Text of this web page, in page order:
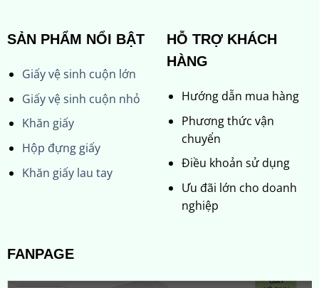
SẢN PHẨM NỔI BẬT
Giấy vệ sinh cuộn lớn
Giấy vệ sinh cuộn nhỏ
Khăn giấy
Hộp đựng giấy
Khăn giấy lau tay
HỖ TRỢ KHÁCH
HÀNG
Hướng dẫn mua hàng
Phương thức vận
chuyển
Điều khoản sử dụng
Ưu đãi lớn cho doanh
nghiệp
FANPAGE